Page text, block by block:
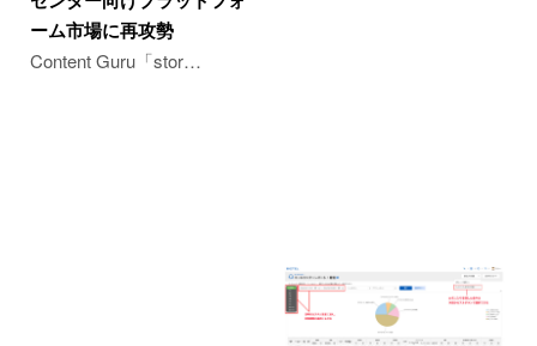
ーム市場に再攻勢
Content Guru「stor…